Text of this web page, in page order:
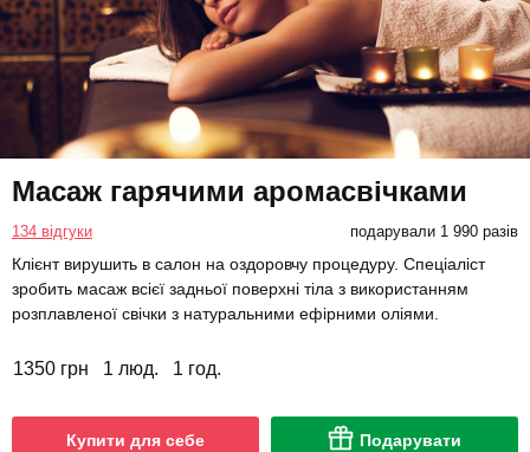
Масаж гарячими аромасвічками
134 відгуки подарували 1 990 разів
Клієнт вирушить в салон на оздоровчу процедуру. Спеціаліст
зробить масаж всієї задньої поверхні тіла з використанням
розплавленої свічки з натуральними ефірними оліями.
1350 грн 1 люд. 1 год.
Купити для себе Подарувати